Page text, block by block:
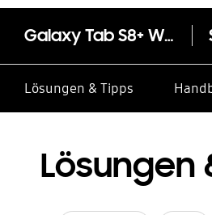
Galaxy Tab S8+ Wi-Fi
Lösungen & Tipps
Lösungen